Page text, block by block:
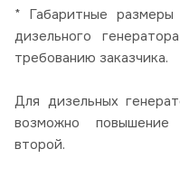
* Габаритные
дизельного
требованию заказчика.
Для дизельных
возможно
второй.